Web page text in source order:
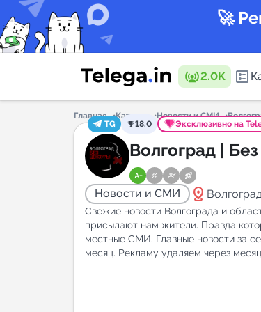
🚀
2.0K
Главная Каталог Новости и СМИ
TG
18.0 Эксклюзивно на
Волгоград |
Новости и СМИ distance Волгоград
Свежие новости Волгограда и
присылают нам жители. Правда
местные СМИ. Главные новости за
месяц. Рекламу удаляем через месяц